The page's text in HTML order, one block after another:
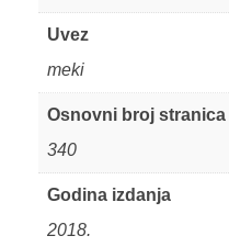
Uvez
meki
Osnovni broj stranica
340
Godina izdanja
2018.